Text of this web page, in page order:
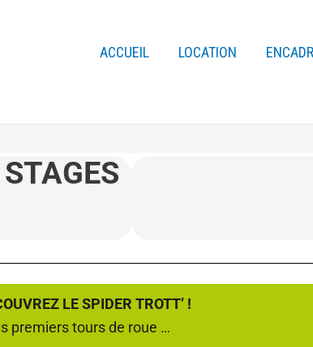
ACCUEIL LOCATION
LE SPIDER TROTT’ !
premiers tours de roue …